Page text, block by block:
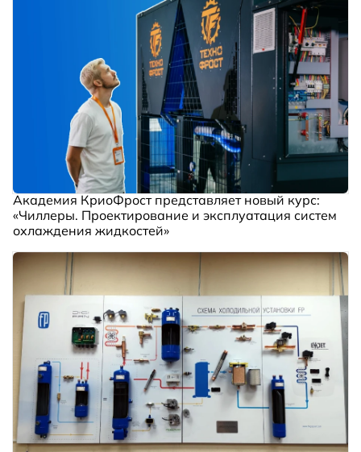
Академия КриоФрост представляет новый курс:
«Чиллеры. Проектирование и эксплуатация систем
охлаждения жидкостей»